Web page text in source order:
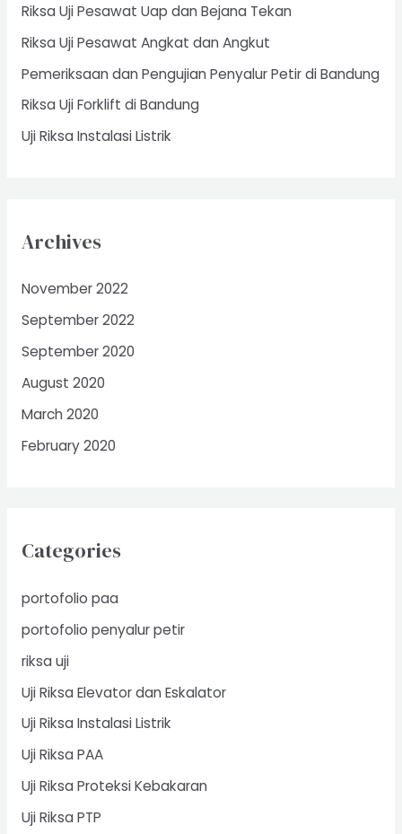
:
Riksa Uji Pesawat Uap dan Bejana Tekan
Riksa Uji Pesawat Angkat dan Angkut
Pemeriksaan dan Pengujian Penyalur Petir di Bandung
Riksa Uji Forklift di Bandung
Uji Riksa Instalasi Listrik
Archives
November 2022
September 2022
September 2020
August 2020
March 2020
February 2020
Categories
portofolio paa
portofolio penyalur petir
riksa uji
Uji Riksa Elevator dan Eskalator
Uji Riksa Instalasi Listrik
Uji Riksa PAA
Uji Riksa Proteksi Kebakaran
Uji Riksa PTP